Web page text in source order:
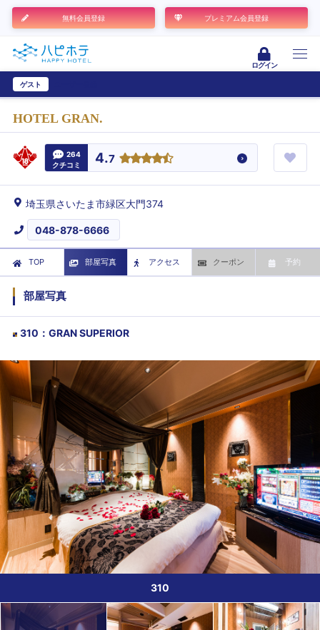
無料会員登録 プレミアム会員登録
ログイン
ゲスト
HOTEL GRAN.
264
クチコミ
4.7
埼玉県さいたま市緑区大門374
048-878-6666
TOP 部屋写真 アクセス クーポン 予約
部屋写真
310 ： GRAN SUPERIOR
310